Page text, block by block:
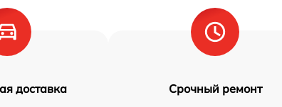
доставка Срочный ремонт